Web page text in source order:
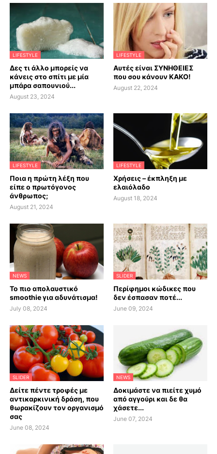
LIFESTYLE
Δες τι άλλο μπορείς να
κάνεις στο σπίτι με μία
μπάρα σαπουνιού...
August 23, 2024
LIFESTYLE
Αυτές είναι ΣΥΝΗΘΕΙΕΣ
που σου κάνουν ΚΑΚΟ!
August 22, 2024
LIFESTYLE
Ποια η πρώτη λέξη που
είπε ο πρωτόγονος
άνθρωπος;
August 21, 2024
LIFESTYLE
Χρήσεις – έκπληξη με
ελαιόλαδο
August 18, 2024
NEWS
Το πιο απολαυστικό
smoothie για αδυνάτισμα!
July 08, 2024
SLIDER
Περίφημοι κώδικες που
δεν έσπασαν ποτέ...
June 09, 2024
SLIDER
Δείτε πέντε τροφές με
αντικαρκινική δράση, που
θωρακίζουν τον οργανισμό
σας
June 08, 2024
NEWS
Δοκιμάστε να πιείτε χυμό
από αγγούρι και δε θα
χάσετε...
June 07, 2024